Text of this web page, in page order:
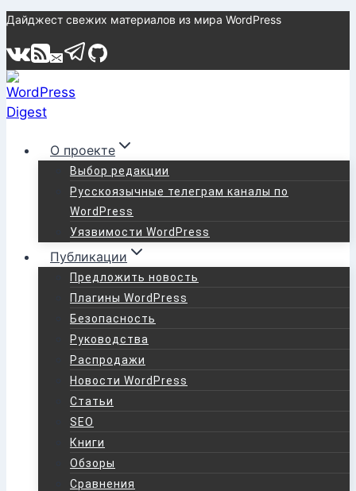
Перейти
содержимому
Дайджест свежих материалов из мира WordPress
О проекте
Выбор редакции
Русскоязычные телеграм каналы по
WordPress
Уязвимости WordPress
Публикации
Предложить новость
Плагины WordPress
Безопасность
Руководства
Распродажи
Новости WordPress
Статьи
SEO
Книги
Обзоры
Сравнения